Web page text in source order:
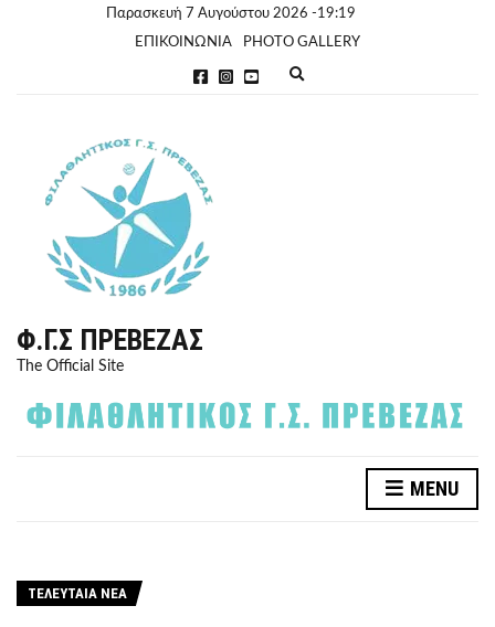
Παρασκευή 7 Αυγούστου 2026 -19:19
ΕΠΙΚΟΙΝΩΝΙΑ
PHOTO GALLERY
Φ.Γ.Σ ΠΡΈΒΕΖΑΣ
The Official Site
MENU
ΤΕΛΕΥΤΑΙΑ ΝΕΑ